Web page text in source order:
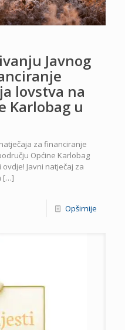
Javnog
lovstva na
Karlobag u
za financiranje
Općine Karlobag
Javni natječaj za
[…]
Opširnije